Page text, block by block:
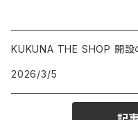
KUKUNA THE SHOP 開設
2026/3/5